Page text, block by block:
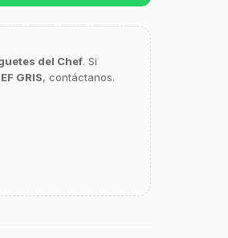
del Chef. Si
GRIS, contáctanos.